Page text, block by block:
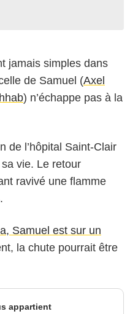
jamais simples dans
de Samuel (Axel
) n’échappe pas à la
de l’hôpital Saint-Clair
vie. Le retour
ravivé une flamme
Samuel est sur un
la chute pourrait être
appartient